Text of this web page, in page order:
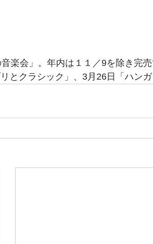
楽会」。年内は１１／9を除き完売
とクラシック」、3月26日「ハン